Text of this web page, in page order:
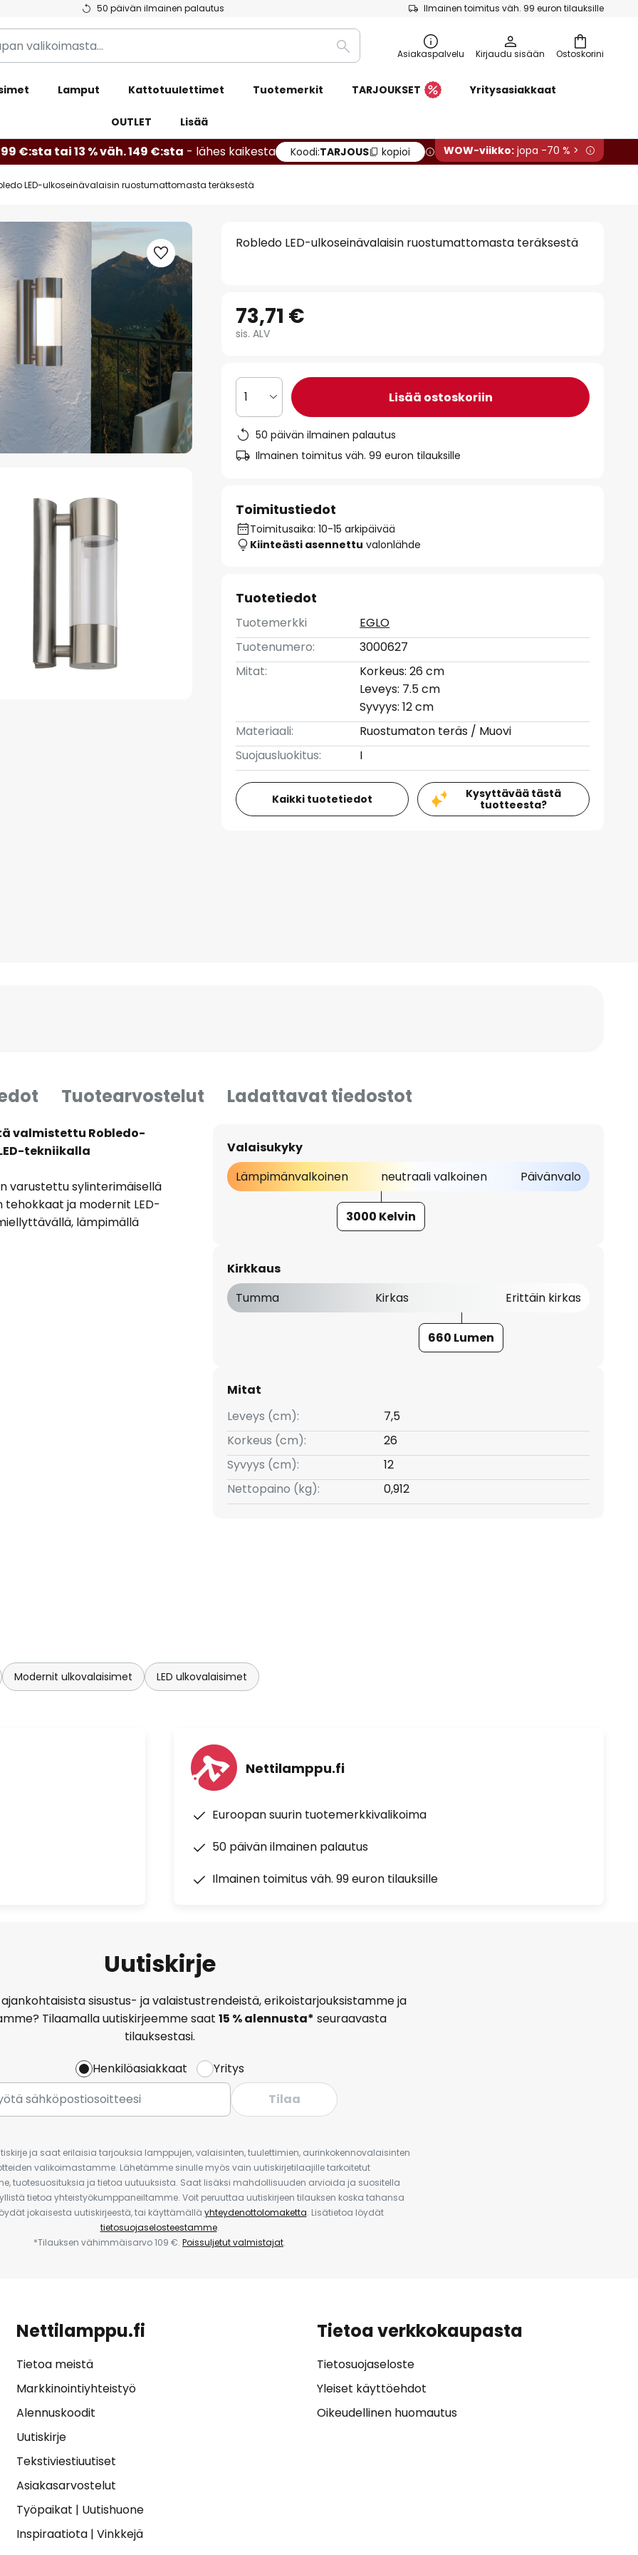
50 päivän ilmainen palautus Ilmainen toimitus väh. 99 euron tilauksille
Ostoskorini
Etsi Asiakaspalvelu Kirjaudu sisään
Lamput Kattotuulettimet Tuotemerkit TARJOUKSET Yritysasiakkaat
OUTLET Lisää
€:sta tai 13 % väh. 149 €:sta - lähes kaikesta Koodi:TARJOUS kopioi WOW-viikko: jopa -70 % >
LED-ulkoseinävalaisin ruostumattomasta teräksestä
Robledo LED-ulkoseinävalaisin ruostumattomasta teräksestä
73,71 €
sis. ALV
1 Lisää ostoskoriin
50 päivän ilmainen palautus
Ilmainen toimitus väh. 99 euron tilauksille
Toimitustiedot
Toimitusaika: 10-15 arkipäivää
Kiinteästi asennettu valonlähde
Tuotetiedot
Tuotemerkki
EGLO
Tuotenumero:
3000627
Mitat:
Korkeus: 26 cm
Leveys: 7.5 cm
Syvyys: 12 cm
Materiaali:
Ruostumaton teräs / Muovi
Suojausluokitus:
I
Kaikki tuotetiedot
Kysyttävää tästä
tuotteesta?
Tuotearvostelut Ladattavat tiedostot
valmistettu Robledo-
tekniikalla
varustettu sylinterimäisellä
tehokkaat ja modernit LED-
lämpimällä
Valaisukyky
Lämpimänvalkoinen
neutraali valkoinen Päivänvalo
3000 Kelvin
Kirkkaus
Tumma
Kirkas Erittäin kirkas
660 Lumen
Mitat
Leveys (cm):
7,5
Korkeus (cm):
26
Syvyys (cm):
12
Nettopaino (kg):
0,912
Modernit ulkovalaisimet LED ulkovalaisimet
Nettilamppu.fi
Euroopan suurin tuotemerkkivalikoima
50 päivän ilmainen palautus
Ilmainen toimitus väh. 99 euron tilauksille
Uutiskirje
sisustus- ja valaistustrendeistä, erikoistarjouksistamme ja
Tilaamalla uutiskirjeemme saat 15 % alennusta* seuraavasta
tilauksestasi.
Henkilöasiakkaat
Yritys
Tilaa
ja saat erilaisia tarjouksia lamppujen, valaisinten, tuulettimien, aurinkokennovalaisinten
valikoimastamme. Lähetämme sinulle myös vain uutiskirjetilaajille tarkoitetut
tuotesuosituksia ja tietoa uutuuksista. Saat lisäksi mahdollisuuden arvioida ja suositella
tietoa yhteistyökumppaneiltamme. Voit peruuttaa uutiskirjeen tilauksen koska tahansa
jokaisesta uutiskirjeestä, tai käyttämällä yhteydenottolomaketta. Lisätietoa löydät
tietosuojaselosteestamme.
*Tilauksen vähimmäisarvo 109 €. Poissuljetut valmistajat.
Nettilamppu.fi
Tietoa meistä
Markkinointiyhteistyö
Alennuskoodit
Uutiskirje
Tekstiviestiuutiset
Asiakasarvostelut
Työpaikat | Uutishuone
Inspiraatiota| Vinkkejä
Tietoa verkkokaupasta
Tietosuojaseloste
Yleiset käyttöehdot
Oikeudellinen huomautus